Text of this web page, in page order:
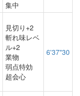
集中
見切り+2
斬れ味レベ
ル+2
業物
弱点特効
超会心
6'37"30